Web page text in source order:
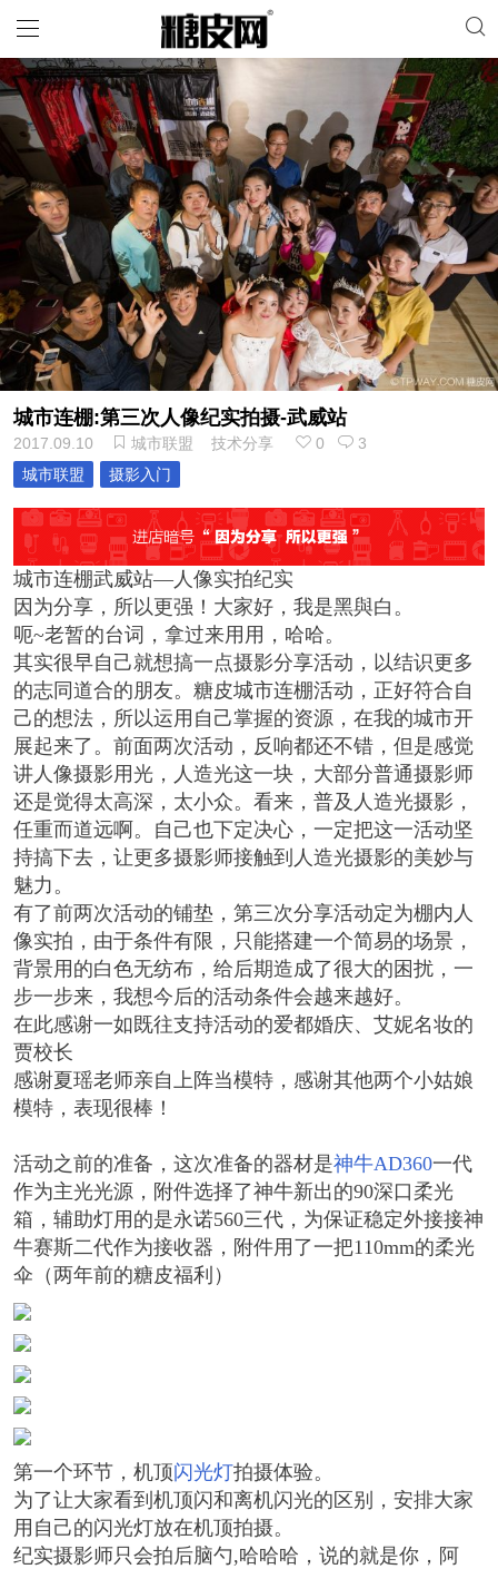
城市连棚:第三次人像纪实拍摄-武威站
2017.09.10 城市联盟 技术分享 0
3
城市联盟
摄影入门
城市连棚武威站—人像实拍纪实
因为分享，所以更强！大家好，我是黑與白。
呃~老暂的台词，拿过来用用，哈哈。
其实很早自己就想搞一点摄影分享活动，以结识更多
的志同道合的朋友。糖皮城市连棚活动，正好符合自
己的想法，所以运用自己掌握的资源，在我的城市开
展起来了。前面两次活动，反响都还不错，但是感觉
讲人像摄影用光，人造光这一块，大部分普通摄影师
还是觉得太高深，太小众。看来，普及人造光摄影，
任重而道远啊。自己也下定决心，一定把这一活动坚
持搞下去，让更多摄影师接触到人造光摄影的美妙与
魅力。
有了前两次活动的铺垫，第三次分享活动定为棚内人
像实拍，由于条件有限，只能搭建一个简易的场景，
背景用的白色无纺布，给后期造成了很大的困扰，一
步一步来，我想今后的活动条件会越来越好。
在此感谢一如既往支持活动的爱都婚庆、艾妮名妆的
贾校长
感谢夏瑶老师亲自上阵当模特，感谢其他两个小姑娘
模特，表现很棒！
活动之前的准备，这次准备的器材是神牛AD360一代
作为主光光源，附件选择了神牛新出的90深口柔光
箱，辅助灯用的是永诺560三代，为保证稳定外接接神
牛赛斯二代作为接收器，附件用了一把110mm的柔光
伞（两年前的糖皮福利）
第一个环节，机顶闪光灯拍摄体验。
为了让大家看到机顶闪和离机闪光的区别，安排大家
用自己的闪光灯放在机顶拍摄。
纪实摄影师只会拍后脑勺,哈哈哈，说的就是你，阿